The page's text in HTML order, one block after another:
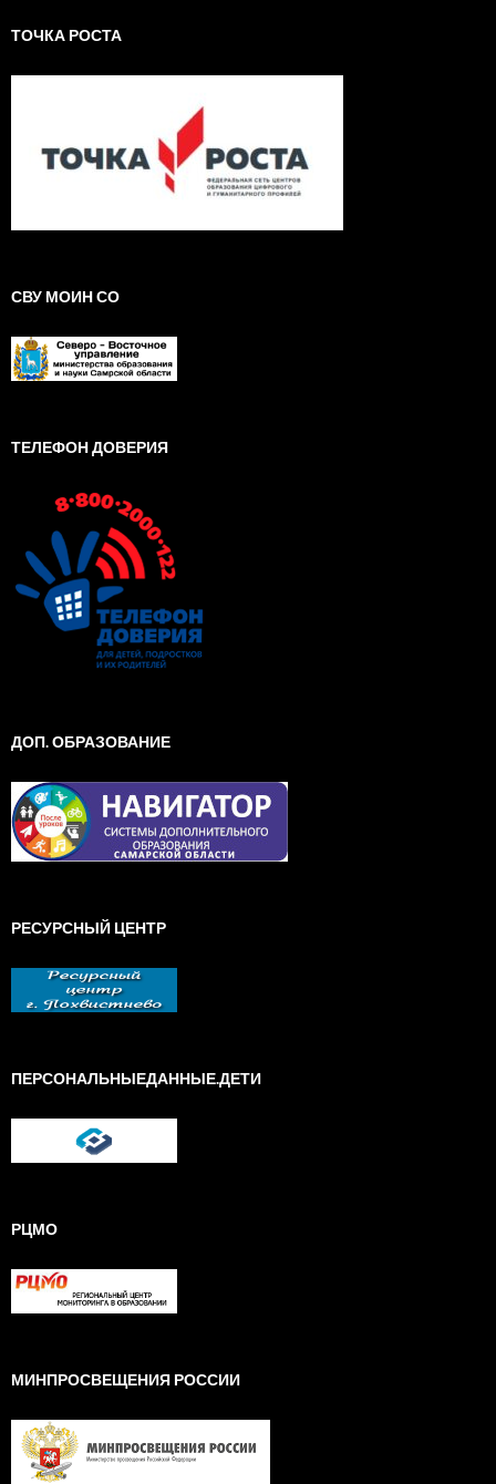
ТОЧКА РОСТА
СВУ МОИН СО
ТЕЛЕФОН ДОВЕРИЯ
ДОП. ОБРАЗОВАНИЕ
РЕСУРСНЫЙ ЦЕНТР
ПЕРСОНАЛЬНЫЕДАННЫЕ.ДЕТИ
РЦМО
МИНПРОСВЕЩЕНИЯ РОССИИ